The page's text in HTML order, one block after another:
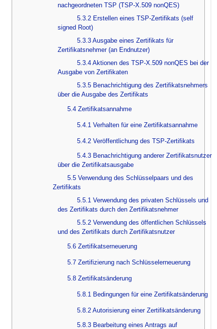
nachgeordneten TSP (TSP-X.509 nonQES)
5.3.2 Erstellen eines TSP-Zertifikats (self
signed Root)
5.3.3 Ausgabe eines Zertifikats für
Zertifikatsnehmer (an Endnutzer)
5.3.4 Aktionen des TSP-X.509 nonQES bei der
Ausgabe von Zertifikaten
5.3.5 Benachrichtigung des Zertifikatsnehmers
über die Ausgabe des Zertifikats
5.4 Zertifikatsannahme
5.4.1 Verhalten für eine Zertifikatsannahme
5.4.2 Veröffentlichung des TSP-Zertifikats
5.4.3 Benachrichtigung anderer Zertifikatsnutzer
über die Zertifikatsausgabe
5.5 Verwendung des Schlüsselpaars und des
Zertifikats
5.5.1 Verwendung des privaten Schlüssels und
des Zertifikats durch den Zertifikatsnehmer
5.5.2 Verwendung des öffentlichen Schlüssels
und des Zertifikats durch Zertifikatsnutzer
5.6 Zertifikatserneuerung
5.7 Zertifizierung nach Schlüsselerneuerung
5.8 Zertifikatsänderung
5.8.1 Bedingungen für eine Zertifikatsänderung
5.8.2 Autorisierung einer Zertifikatsänderung
5.8.3 Bearbeitung eines Antrags auf